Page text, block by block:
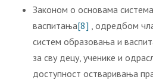
Законом о основама
васпитања[8] , одредбом
систем образовања и
за сву децу, ученике и
доступност остваривања